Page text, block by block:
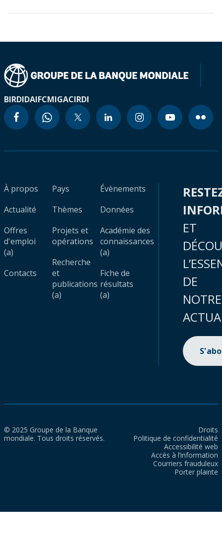
BIRDIDAIFCMIGACIRDI
À propos
Actualité
Offres
d'emploi
(a)
Contacts
Pays
Thèmes
Projets et
opérations
Recherche
et
publications
(a)
Évènements
Données
Académie des
connaissances
(a)
Fiche de
résultats
(a)
ET
DE
NOTRE
© 2025 Groupe de la Banque
mondiale. Tous droits réservés.
Droits
Politique de confidentialité
Accessibilité web
Accès à l’information
Courriers frauduleux
Porter plainte